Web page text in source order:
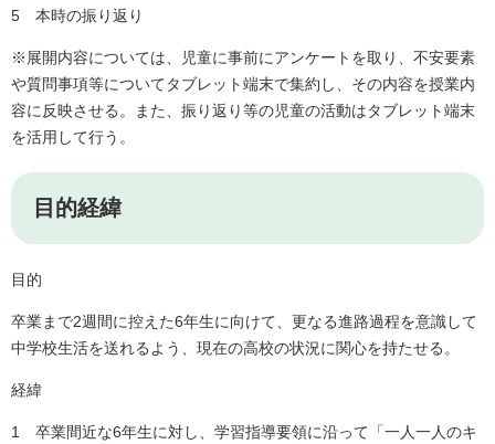
5 本時の振り返り
※展開内容については、児童に事前にアンケートを取り、不安要素
や質問事項等についてタブレット端末で集約し、その内容を授業内
容に反映させる。また、振り返り等の児童の活動はタブレット端末
を活用して行う。
目的経緯
目的
卒業まで2週間に控えた6年生に向けて、更なる進路過程を意識して
中学校生活を送れるよう、現在の高校の状況に関心を持たせる。
経緯
1 卒業間近な6年生に対し、学習指導要領に沿って「一人一人のキ